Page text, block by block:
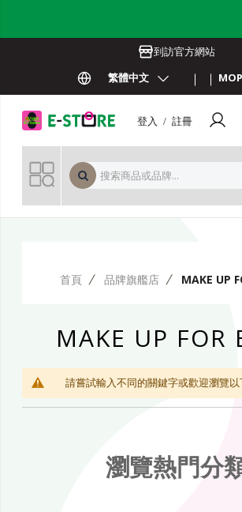
到訪官方網站
繁體中文
MOP
登入 / 註冊
首頁 品牌旗艦店 MAKE UP
MAKE UP FOR
請嘗試輸入不同的關鍵字或歡迎瀏覽以
瀏覽熱門分